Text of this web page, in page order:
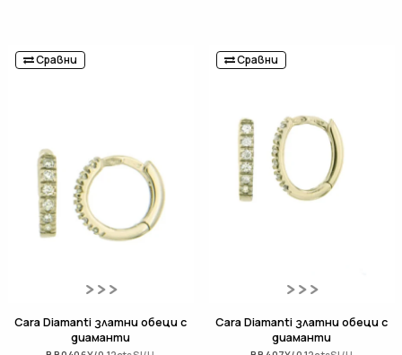
Сравни
Cara Diamanti златни обеци с
диаманти
Сравни
Cara Diamanti златни обеци с
диаманти